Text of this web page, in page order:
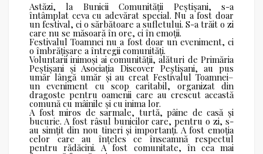
Astăzi, la Bunicii Comunității Peștișani, s-a
întâmplat ceva cu adevărat special. Nu a fost doar
un festival, ci o sărbătoare a sufletului. S-a trăit o zi
care nu se măsoară în ore, ci în emoții.
Festivalul Toamnei nu a fost doar un eveniment, ci
o îmbrățișare a întregii comunități.
Voluntarii inimoși ai comunității, alături de Primăria
Peștișani și Asociația Discover Peștișani, au pus
umăr lângă umăr și au creat Festivalul Toamnei–
un eveniment cu scop caritabil, organizat din
dragoste pentru oamenii care au crescut această
comună cu mâinile și cu inima lor.
A fost miros de sarmale, turtă, pâine de casă și
bucurie. A fost râsul bunicilor care, pentru o zi, s-
au simțit din nou tineri și importanți. A fost emoția
celor care au înțeles ce înseamnă respectul
pentru rădăcini. A fost comunitate, în cea mai